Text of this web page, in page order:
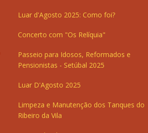
Luar d'Agosto 2025: Como foi?
Concerto com "Os Relíquia"
Passeio para Idosos, Reformados e
Pensionistas - Setúbal 2025
Luar D'Agosto 2025
Limpeza e Manutenção dos Tanques do
Ribeiro da Vila